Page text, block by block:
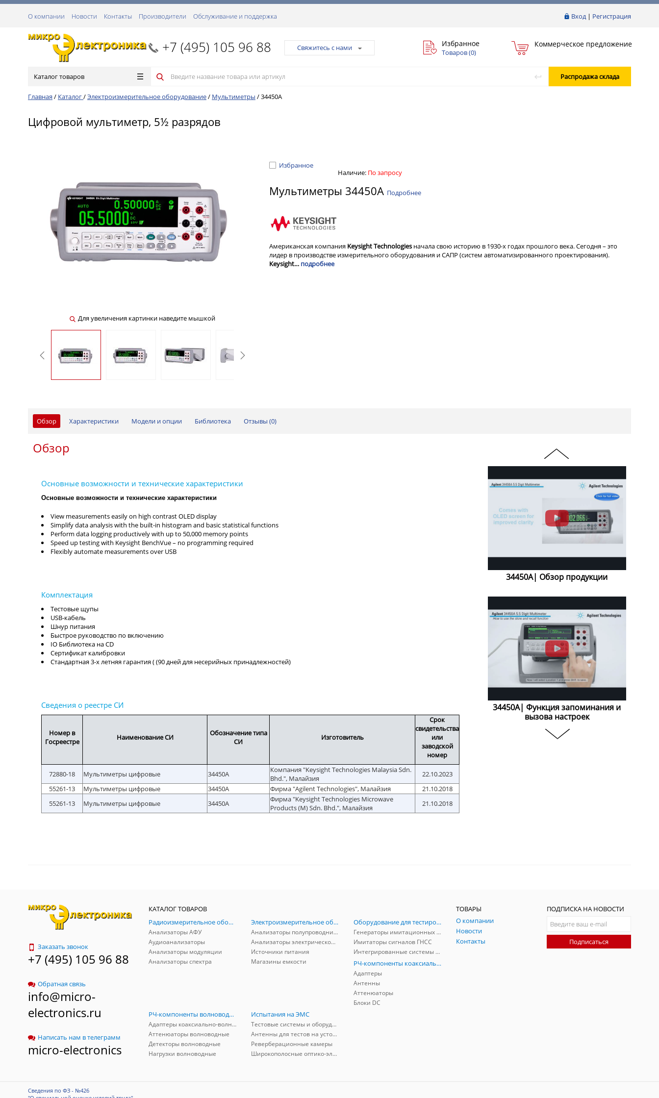
Вход| Регистрация
О компании Новости Контакты Производители Обслуживание и поддержка
+7 (495) 105 96 88 Свяжитесь с нами Избранное
Товаров (0)
Коммерческое предложение
Каталог товаров Распродажа склада
Главная / Каталог/Электроизмерительное оборудование/ Мультиметры /34450A
Цифровой мультиметр, 5½ разрядов
Для увеличения картинки наведите мышкой
Избранное
Наличие: По запросу
Мультиметры 34450A Подробнее
Американская компания Keysight Technologies начала свою историю в 1930-х годах прошлого века. Сегодня – это
лидер в производстве измерительного оборудования и САПР (систем автоматизированного проектирования).
Keysight… подробнее
Обзор Характеристики Модели и опции Библиотека Отзывы (0)
Обзор
Основные возможности и технические характеристики
View measurements easily on high contrast OLED display
Simplify data analysis with the built-in histogram and basic statistical functions
Perform data logging productively with up to 50,000 memory points
Speed up testing with Keysight BenchVue – no programming required
Flexibly automate measurements over USB
Тестовые щупы
USB-кабель
Шнур питания
Быстрое руководство по включению
IO Библиотека на CD
Сертификат калибровки
Стандартная 3-х летняя гарантия ( (90 дней для несерийных принадлежностей)
Номер в
Госреестре
Наименование СИ
Обозначение типа
СИ
Изготовитель
Срок
свидетельства
или
заводской
номер
72880-18 Мультиметры цифровые 34450A
Компания "Keysight Technologies Malaysia Sdn.
Bhd.", Малайзия
22.10.2023
55261-13
Мультиметры цифровые 34450A Фирма "Agilent Technologies", Малайзия
21.10.2018
55261-13
Мультиметры цифровые 34450A
Фирма "Keysight Technologies Microwave
Products (M) Sdn. Bhd.", Малайзия
21.10.2018
34450A| Обзор продукции
34450A| Функция запоминания и
вызова настроек
Заказать звонок
+7 (495) 105 96 88
Обратная связь
info@micro-
electronics.ru
Написать нам в телеграмм
micro-electronics
КАТАЛОГ ТОВАРОВ
Радиоизмерительное оборудование
Анализаторы АФУ
Аудиоанализаторы
Анализаторы модуляции
Анализаторы спектра
Электроизмерительное оборудование
Анализаторы полупроводников
Анализаторы электрической мощности
Источники питания
Магазины емкости
Оборудование для тестирования и симуляции ГНСС
Генераторы имитационных и заградительных помех
Имитаторы сигналов ГНСС
Интегрированные системы защиты от ГНСС-помех
РЧ-компоненты коаксиальные
Адаптеры
Антенны
Аттенюаторы
Блоки DC
РЧ-компоненты волноводные
Адаптеры коаксиально-волноводные
Аттенюаторы волноводные
Детекторы волноводные
Нагрузки волноводные
Испытания на ЭМС
Тестовые системы и оборудование
Антенны для тестов на устойчивость к ЭМП
Реверберационные камеры
Широкополосные оптико-электрические линии
ТОВАРЫ
О компании
Новости
Контакты
ПОДПИСКА НА НОВОСТИ
Подписаться
Сведения по ФЗ - №426